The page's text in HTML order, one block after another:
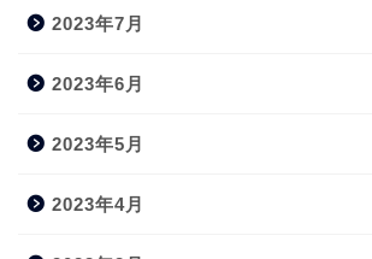
2023年7月
2023年6月
2023年5月
2023年4月